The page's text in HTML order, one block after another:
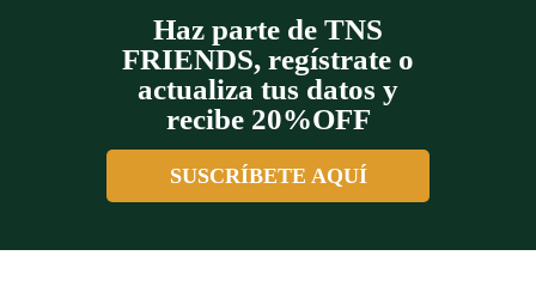
Haz parte de TNS
FRIENDS, regístrate o
actualiza tus datos y
recibe 20%OFF
SUSCRÍBETE AQUÍ